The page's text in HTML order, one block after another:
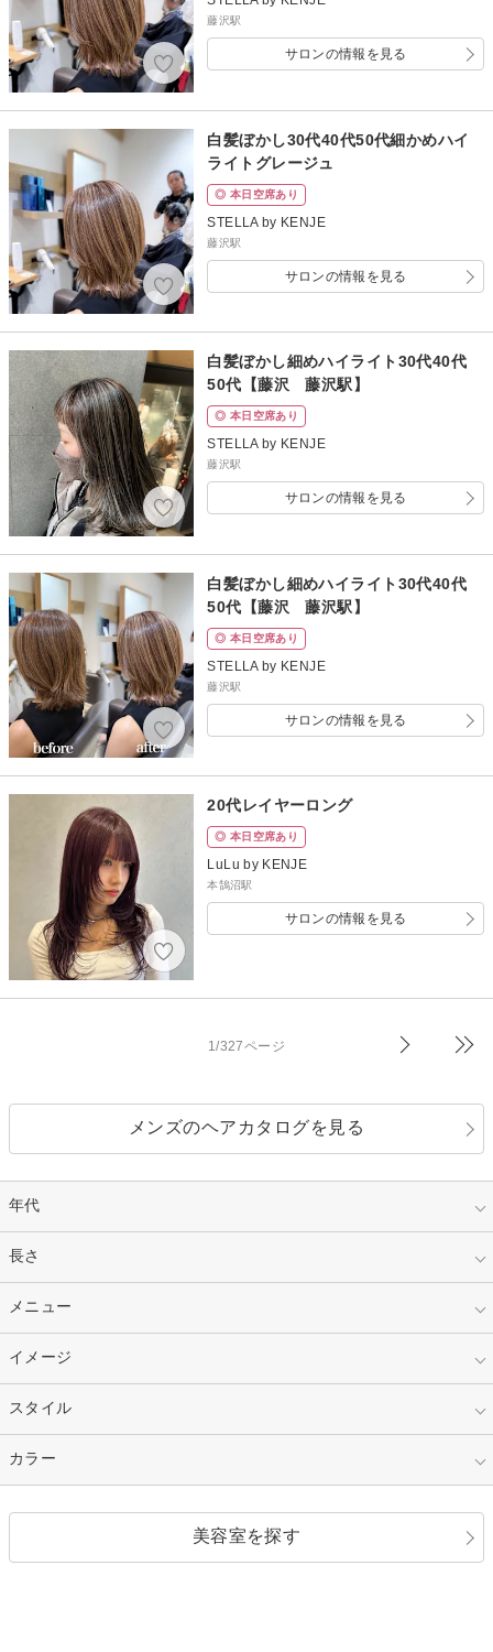
藤沢駅
サロンの情報を見る
白髪ぼかし30代40代50代細かめハイ
ライトグレージュ
◎ 本日空席あり
STELLA by KENJE
藤沢駅
サロンの情報を見る
白髪ぼかし細めハイライト30代40代
50代【藤沢 藤沢駅】
◎ 本日空席あり
STELLA by KENJE
藤沢駅
サロンの情報を見る
白髪ぼかし細めハイライト30代40代
50代【藤沢 藤沢駅】
◎ 本日空席あり
STELLA by KENJE
藤沢駅
サロンの情報を見る
20代レイヤーロング
◎ 本日空席あり
LuLu by KENJE
本鵠沼駅
サロンの情報を見る
1/327ページ
メンズのヘアカタログを見る
年代
指定なし
10代
30代
長さ
指定なし
ショート
セミロング
メニュー
指定なし
カラー
縮毛矯正
イメージ
指定なし
キュート
ストリート
スタイル
指定なし
カラー
美容室を探す